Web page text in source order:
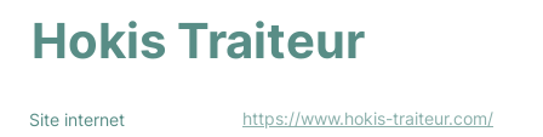
Hokis Traiteur
Site internet https://www.hokis-traiteur.com/